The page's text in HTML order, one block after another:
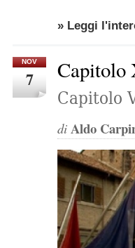
» Leggi
NOV
7
Capitolo
di Aldo